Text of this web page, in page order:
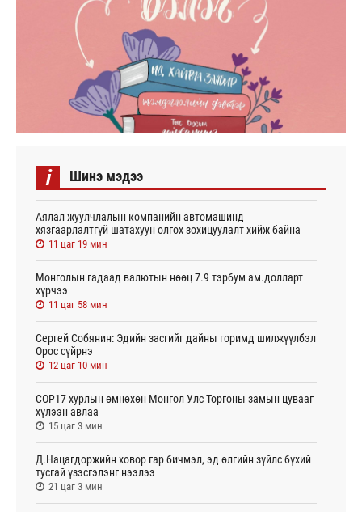
i Шинэ мэдээ
Аялал жуулчлалын компанийн автомашинд
хязгаарлалтгүй шатахуун олгох зохицуулалт хийж байна
11 цаг 19 мин
Монголын гадаад валютын нөөц 7.9 тэрбум ам.долларт
хүрчээ
11 цаг 58 мин
Сергей Собянин: Эдийн засгийг дайны горимд шилжүүлбэл
Орос сүйрнэ
12 цаг 10 мин
COP17 хурлын өмнөхөн Монгол Улс Торгоны замын цувааг
хүлээн авлаа
15 цаг 3 мин
Д.Нацагдоржийн ховор гар бичмэл, эд өлгийн зүйлс бүхий
тусгай үзэсгэлэнг нээлээ
21 цаг 3 мин